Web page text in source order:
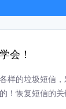
会！
样的垃圾短信
！恢复短信的